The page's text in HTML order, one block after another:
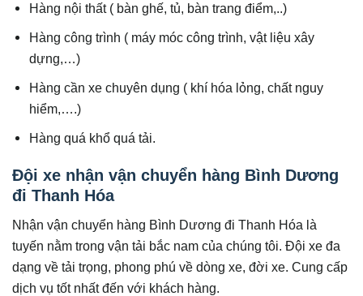
Hàng nội thất ( bàn ghế, tủ, bàn trang điểm,..)
Hàng công trình ( máy móc công trình, vật liệu xây
dựng,…)
Hàng cần xe chuyên dụng ( khí hóa lỏng, chất nguy
hiểm,….)
Hàng quá khổ quá tải.
Đội xe nhận vận chuyển hàng Bình Dương
đi Thanh Hóa
Nhận vận chuyển hàng Bình Dương đi Thanh Hóa là
tuyến nằm trong vận tải bắc nam của chúng tôi. Đội xe đa
dạng về tải trọng, phong phú về dòng xe, đời xe. Cung cấp
dịch vụ tốt nhất đến với khách hàng.